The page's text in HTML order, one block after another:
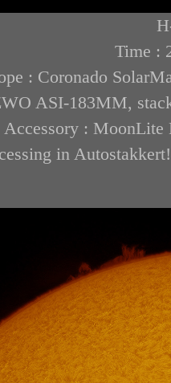
Time :
: Coronado
ASI-183MM,
Accessory : MoonLite
in